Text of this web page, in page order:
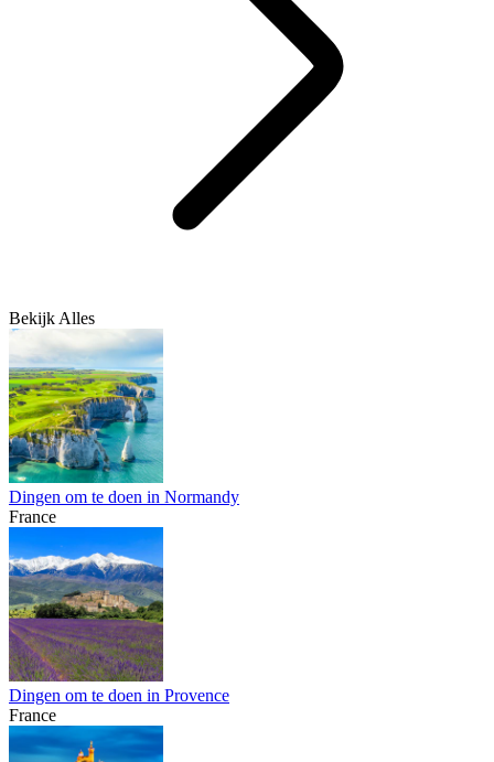
Bekijk Alles
Dingen om te doen in Normandy
France
Dingen om te doen in Provence
France